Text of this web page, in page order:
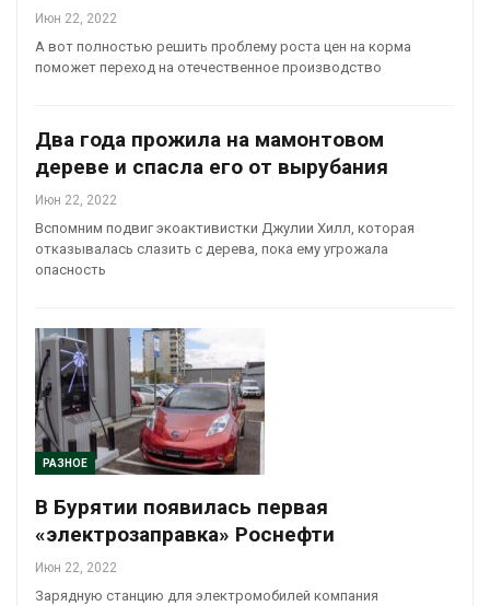
Июн 22, 2022
А вот полностью решить проблему роста цен на корма
поможет переход на отечественное производство
Два года прожила на мамонтовом
дереве и спасла его от вырубания
Июн 22, 2022
Вспомним подвиг экоактивистки Джулии Хилл, которая
отказывалась слазить с дерева, пока ему угрожала
опасность
РАЗНОЕ
В Бурятии появилась первая
«электрозаправка» Роснефти
Июн 22, 2022
Зарядную станцию для электромобилей компания